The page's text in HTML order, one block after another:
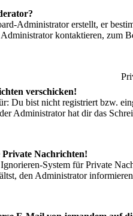
Administrator erstellt, er
kontaktieren, zum
verschicken!
Du bist nicht registriert bzw.
Administrator hat dir das
Nachrichten!
System für Private
den Administrator